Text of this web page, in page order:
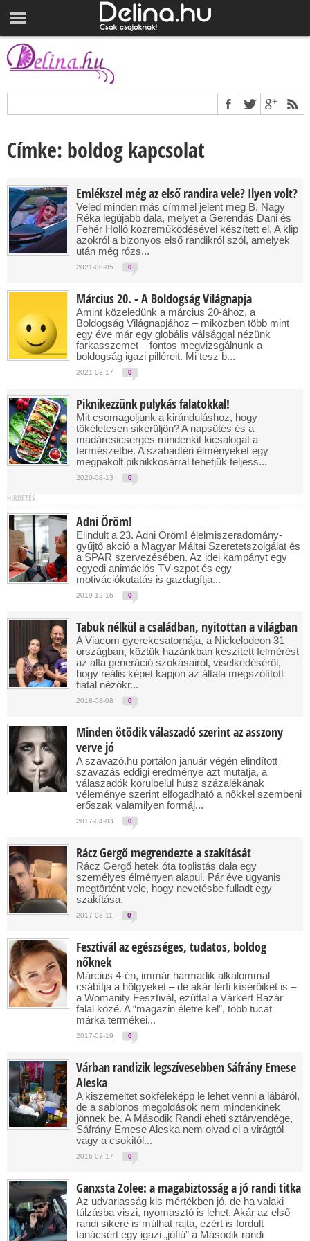
Címke: boldog kapcsolat
Emlékszel még az első randira vele? Ilyen volt?
Veled minden más címmel jelent meg B. Nagy
Réka legújabb dala, melyet a Gerendás Dani és
Fehér Holló közreműködésével készített el. A klip
azokról a bizonyos első randikról szól, amelyek
után még rózs...
2021-08-05 0
Március 20. - A Boldogság Világnapja
Amint közeledünk a március 20-ához, a
Boldogság Világnapjához – miközben több mint
egy éve már egy globális válsággal nézünk
farkasszemet – fontos megvizsgálnunk a
boldogság igazi pilléreit. Mi tesz b...
2021-03-17 0
Piknikezzünk pulykás falatokkal!
Mit csomagoljunk a kiránduláshoz, hogy
tökéletesen sikerüljön? A napsütés és a
madárcsicsergés mindenkit kicsalogat a
természetbe. A szabadtéri élményeket egy
megpakolt piknikkosárral tehetjük teljess...
2020-08-13 0
HÍRDETÉS
Adni Öröm!
Elindult a 23. Adni Öröm! élelmiszeradomány-
gyűjtő akció a Magyar Máltai Szeretetszolgálat és
a SPAR szervezésében. Az idei kampányt egy
egyedi animációs TV-szpot és egy
motivációkutatás is gazdagítja...
2019-12-16 0
Tabuk nélkül a családban, nyitottan a világban
A Viacom gyerekcsatornája, a Nickelodeon 31
országban, köztük hazánkban készített felmérést
az alfa generáció szokásairól, viselkedéséről,
hogy reális képet kapjon az általa megszólított
fiatal nézőkr...
2018-08-08 0
Minden ötödik válaszadó szerint az asszony
verve jó
A szavazó.hu portálon január végén elindított
szavazás eddigi eredménye azt mutatja, a
válaszadók körülbelül húsz százalékának
véleménye szerint elfogadható a nőkkel szembeni
erőszak valamilyen formáj...
2017-04-03 0
Rácz Gergő megrendezte a szakítását
Rácz Gergő hetek óta toplistás dala egy
személyes élményen alapul. Pár éve ugyanis
megtörtént vele, hogy nevetésbe fulladt egy
szakítása.
2017-03-11 0
Fesztivál az egészséges, tudatos, boldog
nőknek
Március 4-én, immár harmadik alkalommal
csábítja a hölgyeket – de akár férfi kísérőiket is –
a Womanity Fesztivál, ezúttal a Várkert Bazár
falai közé. A “magazin életre kel”, több tucat
márka termékei...
2017-02-19 0
Várban randizik legszívesebben Sáfrány Emese
Aleska
A kiszemeltet sokféleképp le lehet venni a lábáról,
de a sablonos megoldások nem mindenkinek
jönnek be. A Második Randi eheti sztárvendége,
Sáfrány Emese Aleska nem olvad el a virágtól
vagy a csokitól...
2016-07-17 0
Ganxsta Zolee: a magabiztosság a jó randi titka
Az udvariasság kis mértékben jó, de ha valaki
túlzásba viszi, nyomasztó is lehet. Akár az első
randi sikere is múlhat rajta, ezért is fordult
tanácsért egy igazi „jófiú” a Második randi